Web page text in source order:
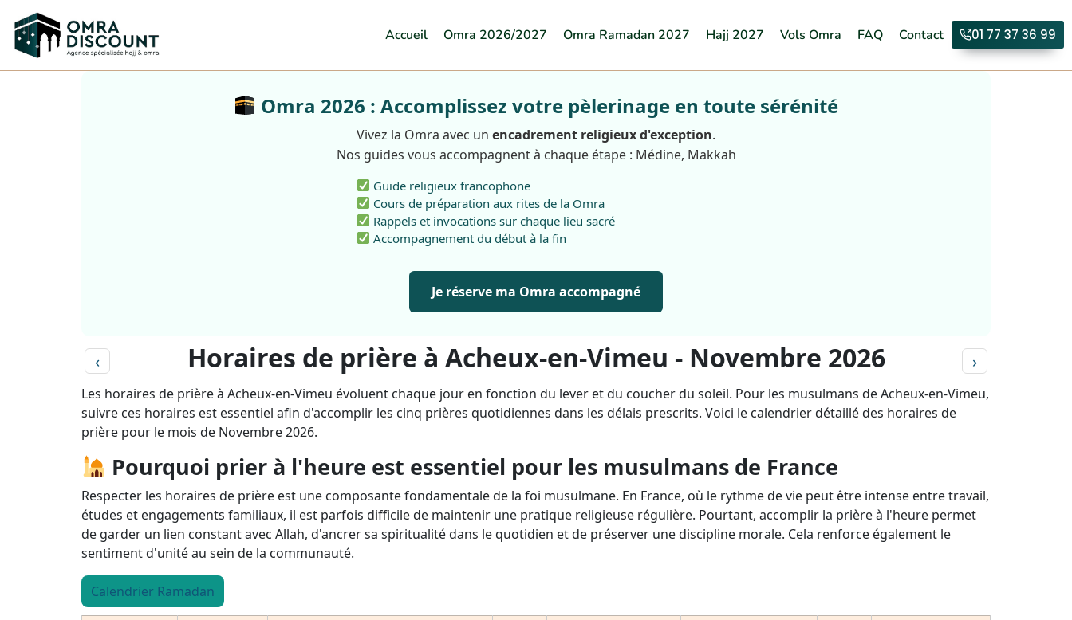
Accueil Omra 2026/2027 Omra Ramadan 2027 Hajj 2027 Vols Omra FAQ Contact 01 77 37 36 99
Omra 2026 : Accomplissez votre pèlerinage en toute sérénité
Vivez la Omra avec un encadrement religieux d'exception.
Nos guides vous accompagnent à chaque étape : Médine, Makkah
Guide religieux francophone
Cours de préparation aux rites de la Omra
Rappels et invocations sur chaque lieu sacré
Accompagnement du début à la fin
Je réserve ma Omra accompagné
‹ Horaires de prière à Acheux-en-Vimeu - Novembre 2026 ›
Les horaires de prière à Acheux-en-Vimeu évoluent chaque jour en fonction du lever et du coucher du soleil. Pour les musulmans de Acheux-en-Vimeu,
suivre ces horaires est essentiel afin d'accomplir les cinq prières quotidiennes dans les délais prescrits. Voici le calendrier détaillé des horaires de
prière pour le mois de Novembre 2026.
Pourquoi prier à l'heure est essentiel pour les musulmans de France
Respecter les horaires de prière est une composante fondamentale de la foi musulmane. En France, où le rythme de vie peut être intense entre travail,
études et engagements familiaux, il est parfois difficile de maintenir une pratique religieuse régulière. Pourtant, accomplir la prière à l'heure permet
de garder un lien constant avec Allah, d'ancrer sa spiritualité dans le quotidien et de préserver une discipline morale. Cela renforce également le
sentiment d'unité au sein de la communauté.
Calendrier Ramadan